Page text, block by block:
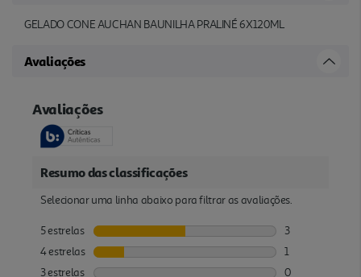
GELADO CONE AUCHAN BAUNILHA PRALINÉ 6X120ML
Avaliações